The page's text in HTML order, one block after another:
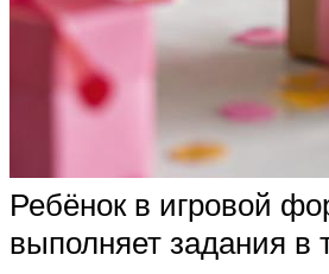
Ребёнок в игровой
выполняет задания в